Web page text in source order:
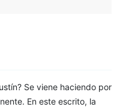
Se viene haciendo por
En este escrito, la